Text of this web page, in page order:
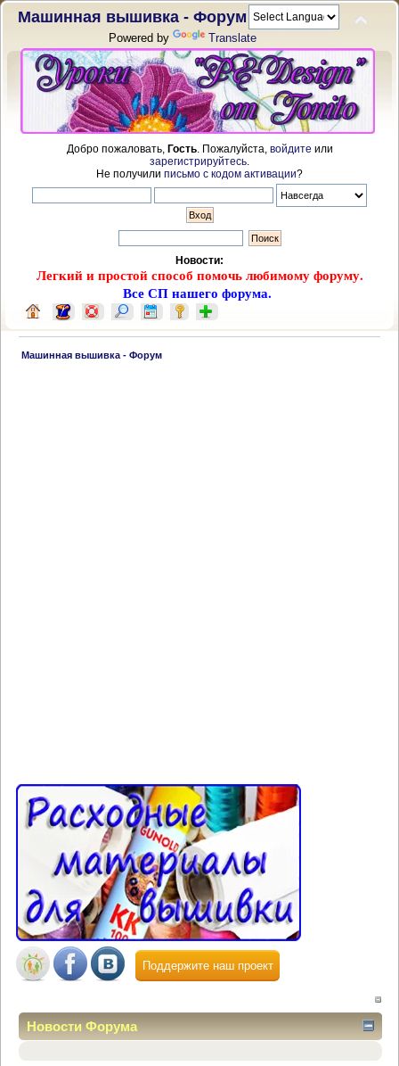
Машинная вышивка - Форум
Powered by Translate
Добро пожаловать, Гость. Пожалуйста, войдите или
зарегистрируйтесь
Не получили письмо с кодом активации?
Новости:
Легкий и простой способ помочь любимому форуму.
Все СП нашего форума.
Машинная вышивка - Форум
Поддержите наш проект
Новости Форума